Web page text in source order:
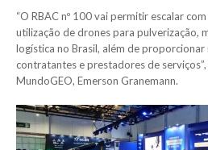
“O RBAC nº 100 vai permitir escalar
utilização de drones para pulverização,
logística no Brasil, além de proporcionar
contratantes e prestadores de
MundoGEO, Emerson Granemann.